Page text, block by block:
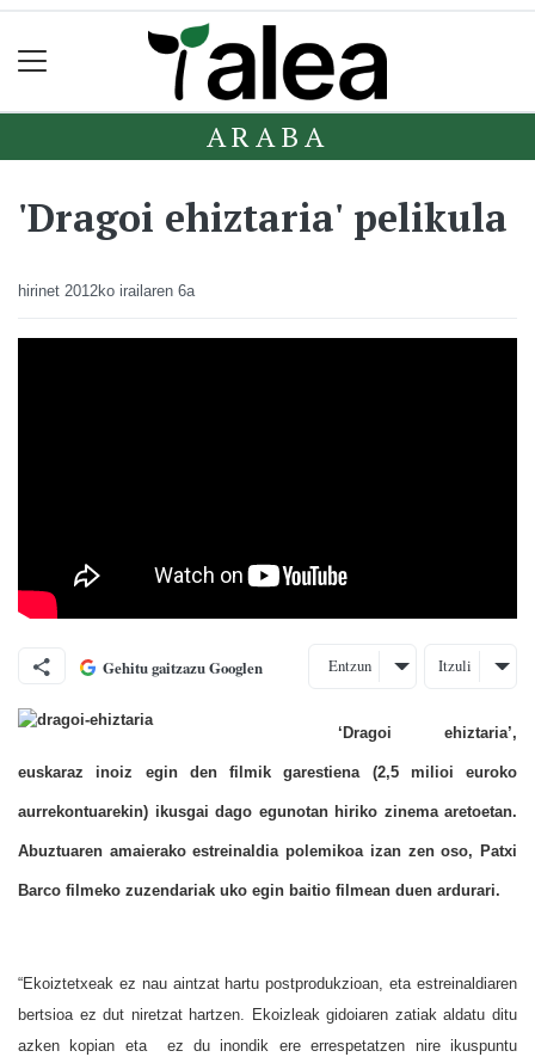
ARABA
'Dragoi ehiztaria' pelikula
hirinet 2012ko irailaren 6a
Gehitu gaitzazu Googlen Entzun Itzuli
‘Dragoi ehiztaria’,
euskaraz inoiz egin den filmik garestiena (2,5 milioi euroko
aurrekontuarekin) ikusgai dago egunotan hiriko zinema aretoetan.
Abuztuaren amaierako estreinaldia polemikoa izan zen oso, Patxi
Barco filmeko zuzendariak uko egin baitio filmean duen ardurari.
“Ekoiztetxeak ez nau aintzat hartu postprodukzioan, eta estreinaldiaren
bertsioa ez dut niretzat hartzen. Ekoizleak gidoiaren zatiak aldatu ditu
azken kopian eta ez du inondik ere errespetatzen nire ikuspuntu